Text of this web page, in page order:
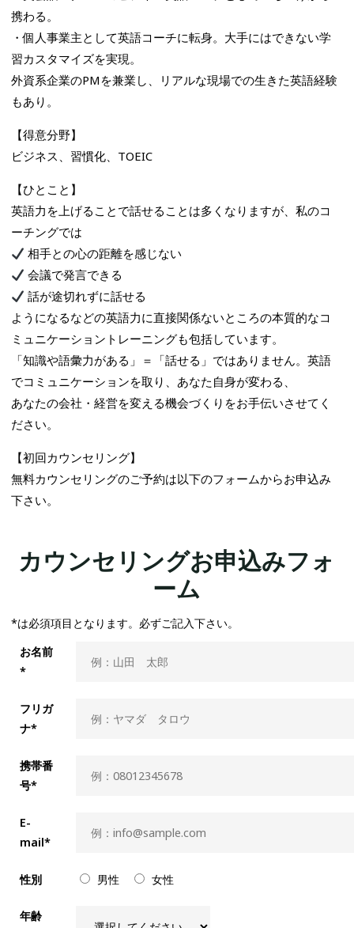
携わる。
・個人事業主として英語コーチに転身。大手にはできない学
習カスタマイズを実現。
外資系企業のPMを兼業し、リアルな現場での生きた英語経験
もあり。
【得意分野】
ビジネス、習慣化、TOEIC
【ひとこと】
英語力を上げることで話せることは多くなりますが、私のコ
ーチングでは
相手との心の距離を感じない
会議で発言できる
話が途切れずに話せる
ようになるなどの英語力に直接関係ないところの本質的なコ
ミュニケーショントレーニングも包括しています。
「知識や語彙力がある」＝「話せる」ではありません。英語
でコミュニケーションを取り、あなた自身が変わる、
あなたの会社・経営を変える機会づくりをお手伝いさせてく
ださい。
【初回カウンセリング】
無料カウンセリングのご予約は以下のフォームからお申込み
下さい。
カウンセリングお申込みフォ
ーム
*は必須項目となります。必ずご記入下さい。
お名前
*
フリガ
ナ*
携帯番
号*
E-
mail*
性別 男性 女性
年齢